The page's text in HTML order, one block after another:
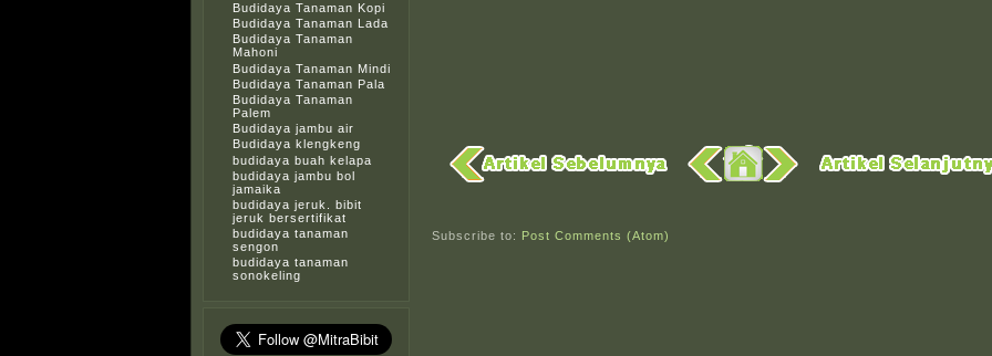
Budidaya Tanaman Kopi
Budidaya Tanaman Lada
Budidaya Tanaman
Mahoni
Budidaya Tanaman Mindi
Budidaya Tanaman Pala
Budidaya Tanaman
Palem
Budidaya jambu air
Budidaya klengkeng
budidaya buah kelapa
budidaya jambu bol
jamaika
budidaya jeruk. bibit
jeruk bersertifikat
budidaya tanaman
sengon
budidaya tanaman
sonokeling
Subscribe to: Post Comments (Atom)